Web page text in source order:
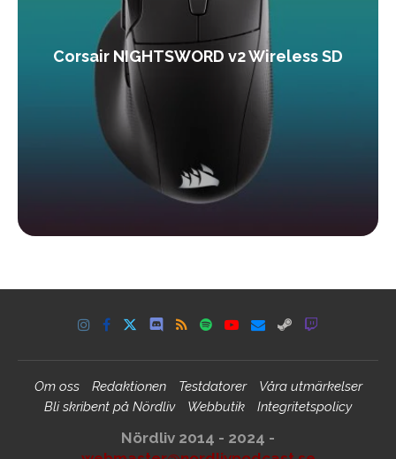
Corsair NIGHTSWORD v2 Wireless SD
Om oss Redaktionen Testdatorer
Våra utmärkelser
Bli skribent på Nördliv
Webbutik Integritetspolicy
Nördliv 2014 - 2024 -